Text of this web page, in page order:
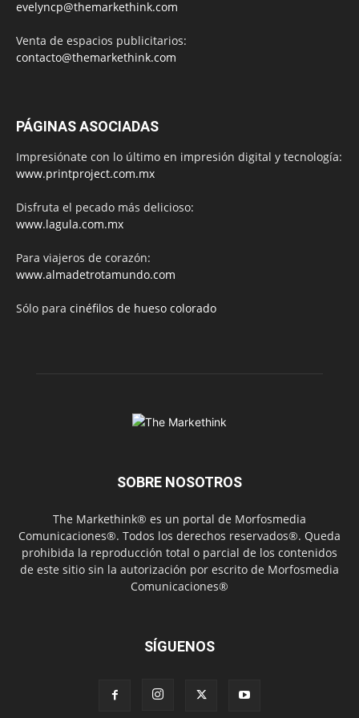
evelyncp@themarkethink.com
Venta de espacios publicitarios:
contacto@themarkethink.com
PÁGINAS ASOCIADAS
Impresiónate con lo último en impresión digital y tecnología:
www.printproject.com.mx
Disfruta el pecado más delicioso:
www.lagula.com.mx
Para viajeros de corazón:
www.almadetrotamundo.com
Sólo para cinéfilos de hueso colorado
SOBRE NOSOTROS
The Markethink® es un portal de Morfosmedia
Comunicaciones®. Todos los derechos reservados®. Queda
prohibida la reproducción total o parcial de los contenidos
de este sitio sin la autorización por escrito de Morfosmedia
Comunicaciones®
SÍGUENOS